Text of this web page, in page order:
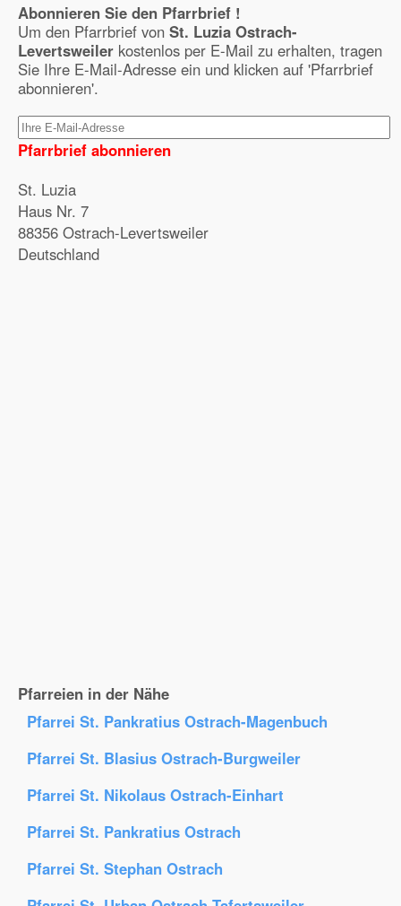
Abonnieren Sie den Pfarrbrief !
Um den Pfarrbrief von St. Luzia Ostrach-
Levertsweiler kostenlos per E-Mail zu erhalten, tragen
Sie Ihre E-Mail-Adresse ein und klicken auf 'Pfarrbrief
abonnieren'.
Pfarrbrief abonnieren
St. Luzia
Haus Nr. 7
88356 Ostrach-Levertsweiler
Deutschland
Pfarreien in der Nähe
Pfarrei St. Pankratius Ostrach-Magenbuch
Pfarrei St. Blasius Ostrach-Burgweiler
Pfarrei St. Nikolaus Ostrach-Einhart
Pfarrei St. Pankratius Ostrach
Pfarrei St. Stephan Ostrach